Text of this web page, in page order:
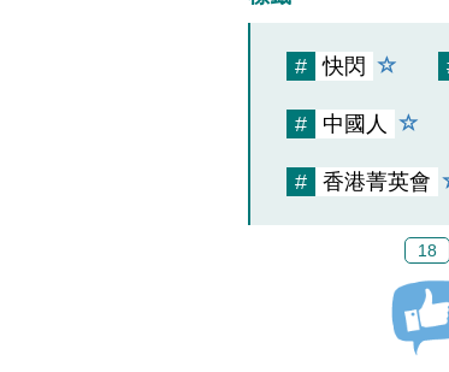
# 快閃
# 中國人
# 香港菁英會
18